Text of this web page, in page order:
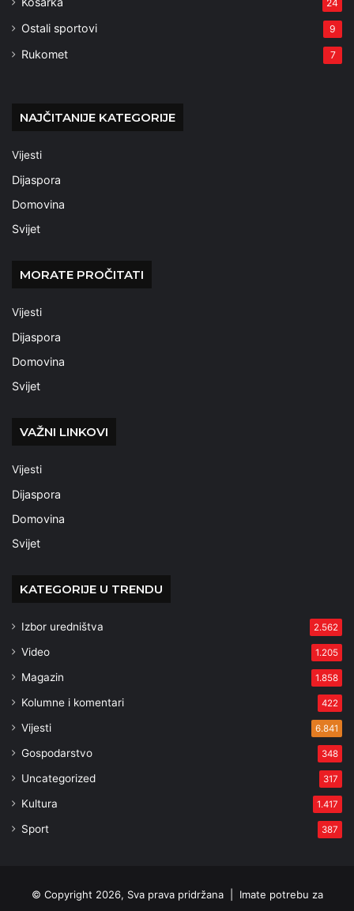
24
Ostali sportovi 9
Rukomet 7
NAJČITANIJE KATEGORIJE
Vijesti
Dijaspora
Domovina
Svijet
MORATE PROČITATI
Vijesti
Dijaspora
Domovina
Svijet
VAŽNI LINKOVI
Vijesti
Dijaspora
Domovina
Svijet
KATEGORIJE U TRENDU
Izbor uredništva 2.562
Video 1.205
Magazin 1.858
Kolumne i komentari 422
Vijesti 6.841
Gospodarstvo 348
Uncategorized 317
Kultura 1.417
Sport 387
© Copyright 2026, Sva prava pridržana | Imate potrebu za